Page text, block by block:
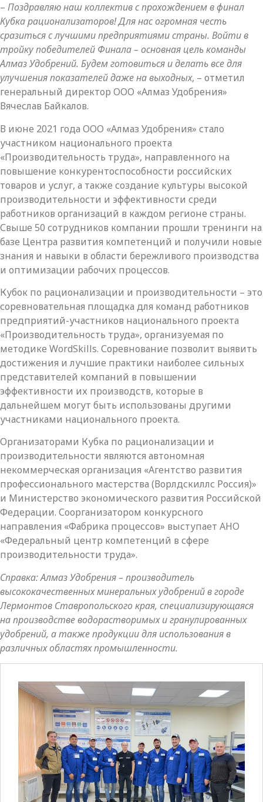
– Поздравляю наш коллектив с прохождением в финал
Кубка рационализаторов! Для нас огромная честь
сразиться с лучшими предприятиями страны. Войти в
тройку победителей Финала – основная цель команды
Алмаз Удобрений. Будем готовиться и делать все для
улучшения показателей даже на выходных, – отметил
генеральный директор ООО «Алмаз Удобрения»
Вячеслав Байкалов.
В июне 2021 года ООО «Алмаз Удобрения» стало
участником национального проекта
«Производительность труда», направленного на
повышение конкурентоспособности российских
товаров и услуг, а также создание культуры высокой
производительности и эффективности среди
работников организаций в каждом регионе страны.
Свыше 50 сотрудников компании прошли тренинги на
базе Центра развития компетенций и получили новые
знания и навыки в области бережливого производства
и оптимизации рабочих процессов.
Кубок по рационализации и производительности – это
соревновательная площадка для команд работников
предприятий-участников национального проекта
«Производительность труда», организуемая по
методике WordSkills. Соревнование позволит выявить
достижения и лучшие практики наиболее сильных
представителей компаний в повышении
эффективности их производств, которые в
дальнейшем могут быть использованы другими
участниками национального проекта.
Организаторами Кубка по рационализации и
производительности являются автономная
некоммерческая организация «Агентство развития
профессионального мастерства (Ворлдскиллс Россия)»
и Министерство экономического развития Российской
Федерации. Соорганизатором конкурсного
направления «Фабрика процессов» выступает АНО
«Федеральный центр компетенций в сфере
производительности труда».
Справка: Алмаз Удобрения – производитель
высококачественных минеральных удобрений в городе
Лермонтов Ставропольского края, специализирующаяся
на производстве водорастворимых и гранулированных
удобрений, а также продукции для использования в
различных областях промышленности.